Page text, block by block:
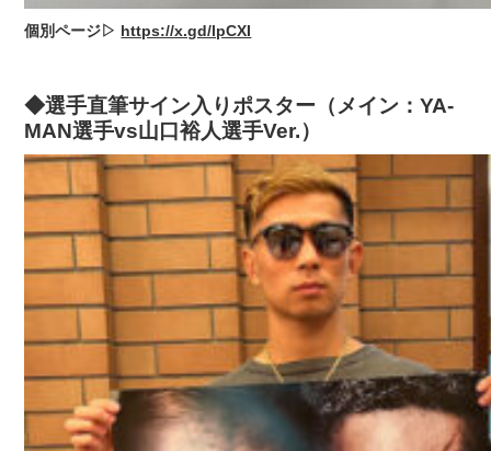
個別ページ▷ https://x.gd/lpCXI
◆選手直筆サイン入りポスター（メイン：YA-
MAN選手vs山口裕人選手Ver.）